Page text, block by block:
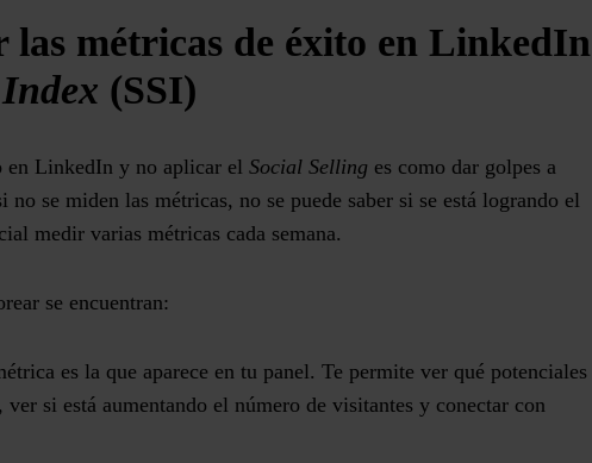
métricas de éxito en LinkedIn
(SSI)
en LinkedIn y no aplicar el Social Selling es como dar golpes a
se miden las métricas, no se puede saber si se está logrando el
medir varias métricas cada semana.
se encuentran:
es la que aparece en tu panel. Te permite ver qué potenciales
si está aumentando el número de visitantes y conectar con